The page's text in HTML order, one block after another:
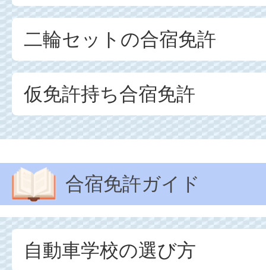
二輪セットの合宿免許
仮免許持ち合宿免許
合宿免許ガイド
自動車学校の選び方